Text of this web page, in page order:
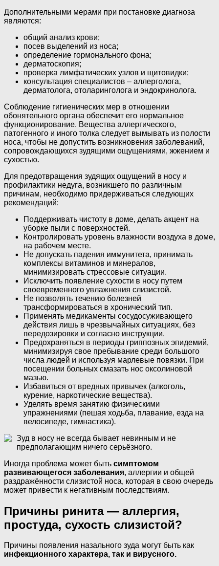
Дополнительными мерами при постановке диагноза
являются:
общий анализ крови;
посев выделений из носа;
определение гормонального фона;
дерматоскопия;
проверка лимфатических узлов и щитовидки;
консультация специалистов – аллерголога,
дерматолога, отоларинголога и эндокринолога.
Соблюдение гигиенических мер в отношении
обонятельного органа обеспечит его нормальное
функционирование. Вещества аллергического,
патогенного и иного толка следует вымывать из полости
носа, чтобы не допустить возникновения заболеваний,
сопровождающихся зудящими ощущениями, жжением и
сухостью.
Для предотвращения зудящих ощущений в носу и
профилактики недуга, возникшего по различным
причинам, необходимо придерживаться следующих
рекомендаций:
Поддерживать чистоту в доме, делать акцент на
уборке пыли с поверхностей.
Контролировать уровень влажности воздуха в доме,
на рабочем месте.
Не допускать падения иммунитета, принимать
комплексы витаминов и минералов,
минимизировать стрессовые ситуации.
Исключить появление сухости в носу путем
своевременного увлажнения слизистой.
Не позволять течению болезней
трансформироваться в хронический тип.
Применять медикаменты сосудосуживающего
действия лишь в чрезвычайных ситуациях, без
передозировки и согласно инструкции.
Предохраняться в периоды гриппозных эпидемий,
минимизируя свое пребывание среди большого
числа людей и используя марлевые повязки. При
посещении больных смазать нос оксолиновой
мазью.
Избавиться от вредных привычек (алкоголь,
курение, наркотические вещества).
Уделять время занятию физическими
упражнениями (пешая ходьба, плавание, езда на
велосипеде, гимнастика).
Зуд в носу не всегда бывает невинным и не
предполагающим ничего серьёзного.
Иногда проблема может быть симптомом
развивающегося заболевания, аллергии и общей
раздражённости слизистой носа, которая в свою очередь
может привести к негативным последствиям.
Причины ринита — аллергия,
простуда, сухость слизистой?
Причины появления назального зуда могут быть как
инфекционного характера, так и вирусного.